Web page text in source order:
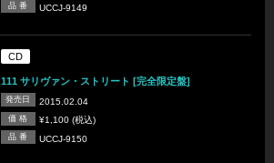
品 番 UCCJ-9149
CD
111 サリヴァン・ストリート [完全限定盤]
発売日 2015.02.04
価 格 ¥1,100 (税込)
品 番 UCCJ-9150